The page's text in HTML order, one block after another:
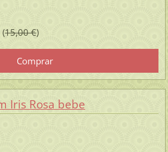
(15,00 €)
Iris Rosa bebe